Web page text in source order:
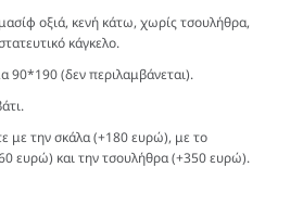
οξιά, κενή κάτω, χωρίς τσουλήθρα,
κάγκελο.
90*190 (δεν περιλαμβάνεται).
με την σκάλα (+180 ευρώ), με το
ευρώ) και την τσουλήθρα (+350 ευρώ).